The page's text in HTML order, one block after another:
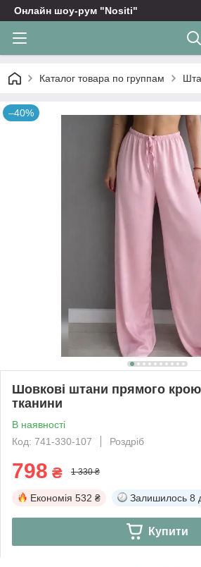
Онлайн шоу-рум "Nositi"
Каталог товара по группам
–40%
Шовкові штани прямого крою
тканини
В наявності
Код: 741-330-107
Роздріб
798 ₴ 1 330 ₴
Економія 532 ₴ Залишилось 8
Купити